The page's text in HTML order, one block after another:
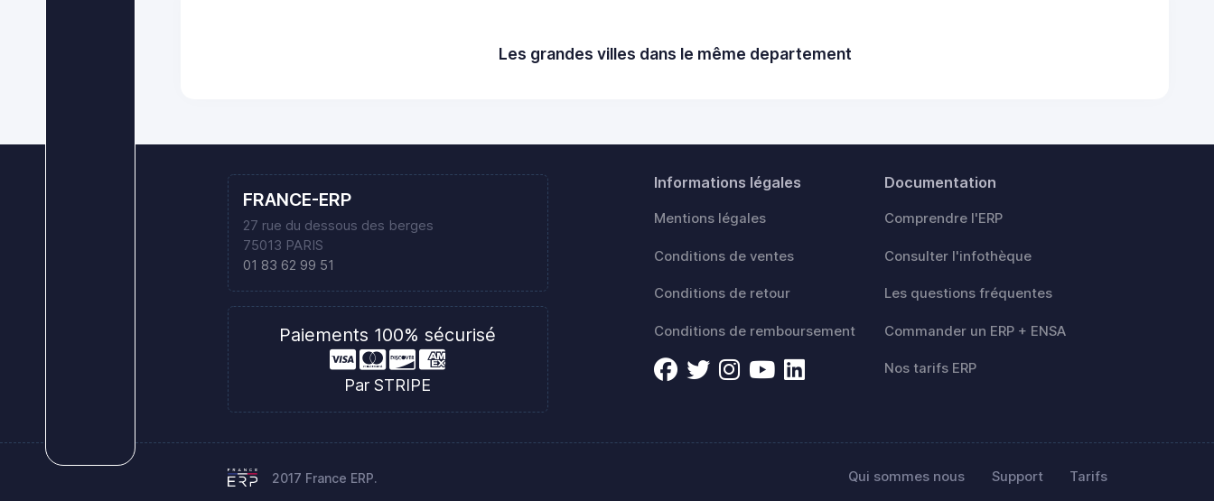
Les grandes villes dans le même departement
FRANCE-ERP
27 rue du dessous des berges
75013 PARIS
01 83 62 99 51
Paiements 100% sécurisé
Par STRIPE
Informations légales
Mentions légales
Conditions de ventes
Conditions de retour
Conditions de remboursement
Documentation
Comprendre l'ERP
Consulter l'infothèque
Les questions fréquentes
Commander un ERP + ENSA
Nos tarifs ERP
2017 France ERP. Qui sommes nous Support Tarifs